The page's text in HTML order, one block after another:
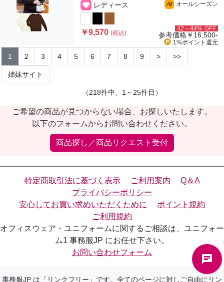
レディース
All オールシーズン
￥9,570(税込)
42～44% OFF
参考価格￥16,500-
1%ポイント 還元
1 2 3 4 5 6 7 8 9 > >>
姉妹サイト
（218件中、1～25件目）
ご希望の商品が見つからない場合、お探しいたします。
以下のフォームからお問い合わせください。
商品探し／商品リクエスト受付
特定商取引法に基づく表示 ご利用案内
Q＆A
プライバシーポリシー
安心してお買い求めいただくために
ポイント規約
ご利用規約
オフィスウェア・ユニフォームに関するご相談は、ユニフォー
ム1 事務服JP にお任せ下さい。
お問い合わせフォーム
事務服JP は「リンクフリー」です。全てのページに対しご自由にリン